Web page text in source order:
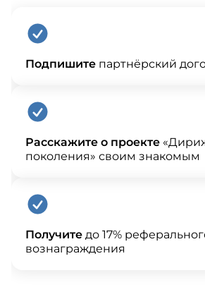
Подпишите партнёрский
Расскажите о проекте
поколения» своим знакомым
Получите до 17%
вознаграждения